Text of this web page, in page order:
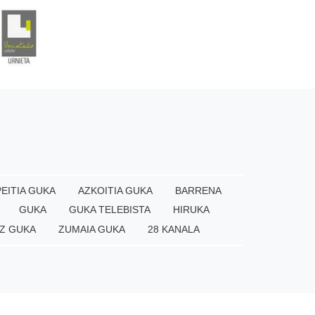
GUKA AZKOITIA GUKA
BARRENA
GUKA GUKA TELEBISTA
HIRUKA
GUKA ZUMAIA GUKA 28 KANALA